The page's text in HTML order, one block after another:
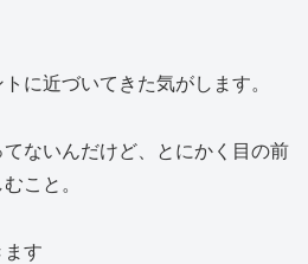
に近づいてきた気がします。
ないんだけど、とにかく目の前
こと。
ます